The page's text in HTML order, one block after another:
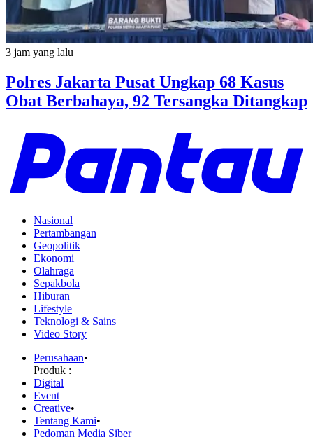
3 jam yang lalu
Polres Jakarta Pusat Ungkap 68 Kasus
Obat Berbahaya, 92 Tersangka Ditangkap
Nasional
Pertambangan
Geopolitik
Ekonomi
Olahraga
Sepakbola
Hiburan
Lifestyle
Teknologi & Sains
Video Story
Perusahaan•
Produk :
Digital
Event
Creative•
Tentang Kami•
Pedoman Media Siber